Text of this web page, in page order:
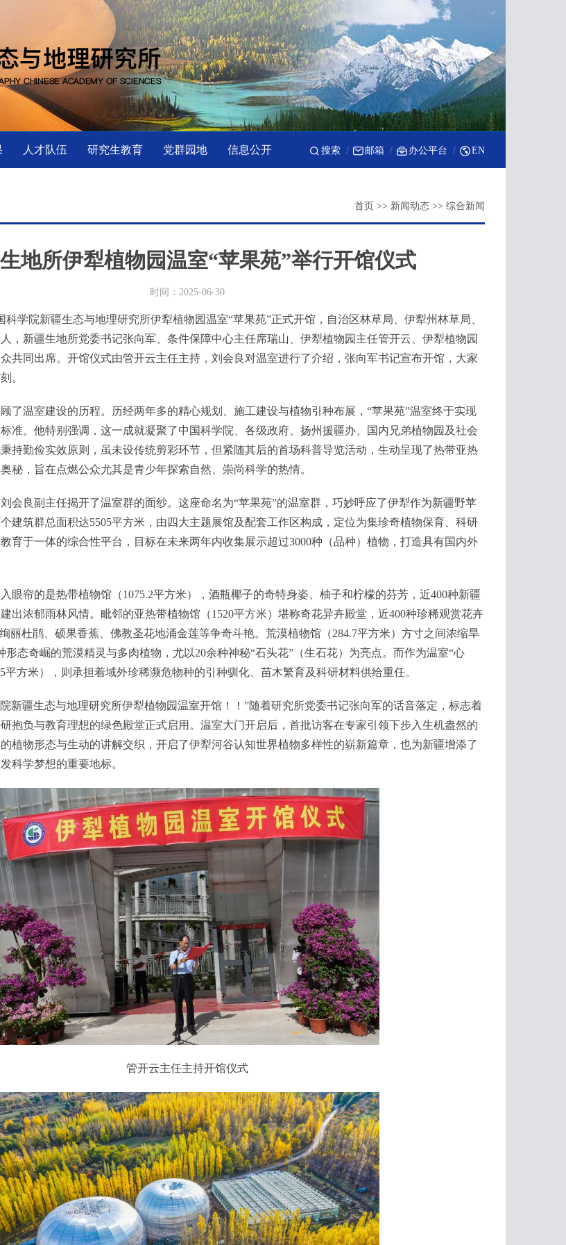
人才队伍 研究生教育 党群园地 信息公开 搜索 邮箱 办公平台 EN
首页 >> 新闻动态 >> 综合新闻
地所伊犁植物园温室“苹果苑”举行开馆仪式
时间：2025-06-30
院新疆生态与地理研究所伊犁植物园温室“苹果苑”正式开馆，自治区林草局、伊犁州林草局、
，新疆生地所党委书记张向军、条件保障中心主任席瑞山、伊犁植物园主任管开云、伊犁植物园
共同出席。开馆仪式由管开云主任主持，刘会良对温室进行了介绍，张向军书记宣布开馆，大家
。
温室建设的历程。历经两年多的精心规划、施工建设与植物引种布展，“苹果苑”温室终于实现
准。他特别强调，这一成就凝聚了中国科学院、各级政府、扬州援疆办、国内兄弟植物园及社会
持勤俭实效原则，虽未设传统剪彩环节，但紧随其后的首场科普导览活动，生动呈现了热带亚热
秘，旨在点燃公众尤其是青少年探索自然、崇尚科学的热情。
良副主任揭开了温室群的面纱。这座命名为“苹果苑”的温室群，巧妙呼应了伊犁作为新疆野苹
建筑群总面积达5505平方米，由四大主题展馆及配套工作区构成，定位为集珍奇植物保育、科研
育于一体的综合性平台，目标在未来两年内收集展示超过3000种（品种）植物，打造具有国内外
帘的是热带植物馆（1075.2平方米），酒瓶椰子的奇特身姿、柚子和柠檬的芬芳，近400种新疆
出浓郁雨林风情。毗邻的亚热带植物馆（1520平方米）堪称奇花异卉殿堂，近400种珍稀观赏花卉
丽杜鹃、硕果香蕉、佛教圣花地涌金莲等争奇斗艳。荒漠植物馆（284.7平方米）方寸之间浓缩旱
形态奇崛的荒漠精灵与多肉植物，尤以20余种神秘“石头花”（生石花）为亮点。而作为温室“心
平方米），则承担着域外珍稀濒危物种的引种驯化、苗木繁育及科研材料供给重任。
疆生态与地理研究所伊犁植物园温室开馆！！”随着研究所党委书记张向军的话音落定，标志着
抱负与教育理想的绿色殿堂正式启用。温室大门开启后，首批访客在专家引领下步入生机盎然的
植物形态与生动的讲解交织，开启了伊犁河谷认知世界植物多样性的崭新篇章，也为新疆增添了
科学梦想的重要地标。
管开云主任主持开馆仪式